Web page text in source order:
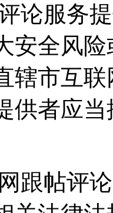
论服务
安全风
辖市互
供者应
跟帖评